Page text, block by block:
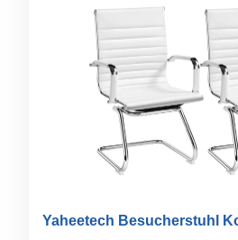
Yaheetech Besucherstuhl